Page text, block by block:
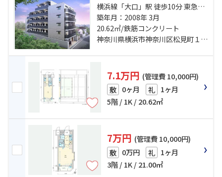
横浜線「大口」駅 徒歩10分 東急東
横線「妙蓮寺」駅 徒歩12分 東急東
横線「白楽」駅 徒歩23分
築年月：2008年 3月
20.62㎡/鉄筋コンクリート
神奈川県横浜市神奈川区松見町１丁目
7.1万円 (管理費 10,000円)
敷 0ヶ月 礼 1ヶ月
5階 / 1K / 20.62㎡
7万円 (管理費 10,000円)
敷 0万円 礼 1ヶ月
3階 / 1K / 21.00㎡